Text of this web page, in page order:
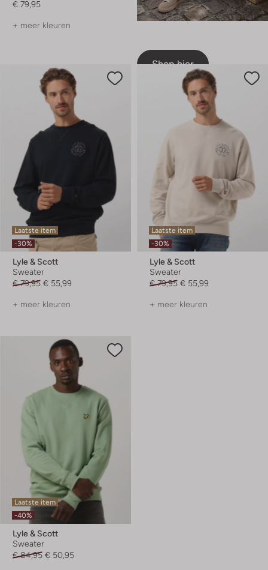
€ 79,95
+ meer kleuren
Shop hier
Laatste item
-30%
Lyle & Scott
Sweater
€ 79,95 € 55,99
+ meer kleuren
Laatste item
-30%
Lyle & Scott
Sweater
€ 79,95 € 55,99
+ meer kleuren
Laatste item
-40%
Lyle & Scott
Sweater
€ 84,95 € 50,95